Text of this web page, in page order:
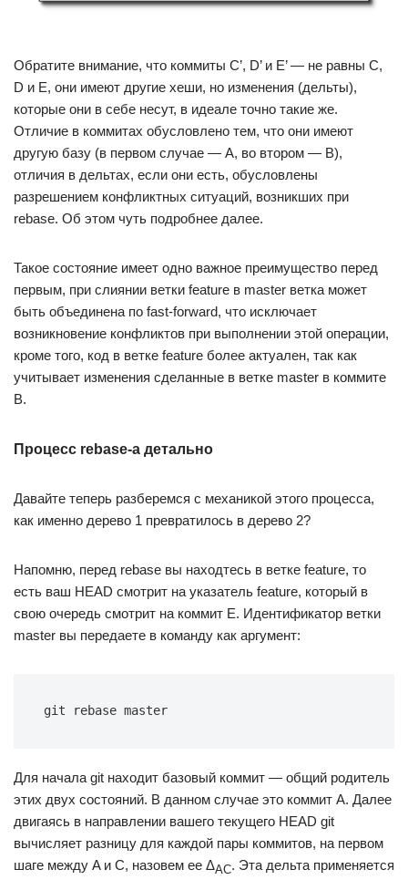
Обратите внимание, что коммиты C’, D’ и E’ — не равны C,
D и E, они имеют другие хеши, но изменения (дельты),
которые они в себе несут, в идеале точно такие же.
Отличие в коммитах обусловлено тем, что они имеют
другую базу (в первом случае — A, во втором — B),
отличия в дельтах, если они есть, обусловлены
разрешением конфликтных ситуаций, возникших при
rebase. Об этом чуть подробнее далее.
Такое состояние имеет одно важное преимущество перед
первым, при слиянии ветки feature в master ветка может
быть объединена по fast-forward, что исключает
возникновение конфликтов при выполнении этой операции,
кроме того, код в ветке feature более актуален, так как
учитывает изменения сделанные в ветке master в коммите
B.
Процесс rebase-а детально
Давайте теперь разберемся с механикой этого процесса,
как именно дерево 1 превратилось в дерево 2?
Напомню, перед rebase вы находтесь в ветке feature, то
есть ваш HEAD смотрит на указатель feature, который в
свою очередь смотрит на коммит E. Идентификатор ветки
master вы передаете в команду как аргумент:
git rebase master
Для начала git находит базовый коммит — общий родитель
этих двух состояний. В данном случае это коммит A. Далее
двигаясь в направлении вашего текущего HEAD git
вычисляет разницу для каждой пары коммитов, на первом
шаге между A и С, назовем ее ΔAC. Эта дельта применяется